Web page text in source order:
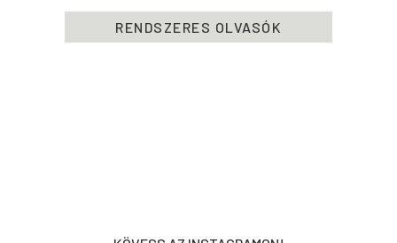
RENDSZERES OLVASÓK